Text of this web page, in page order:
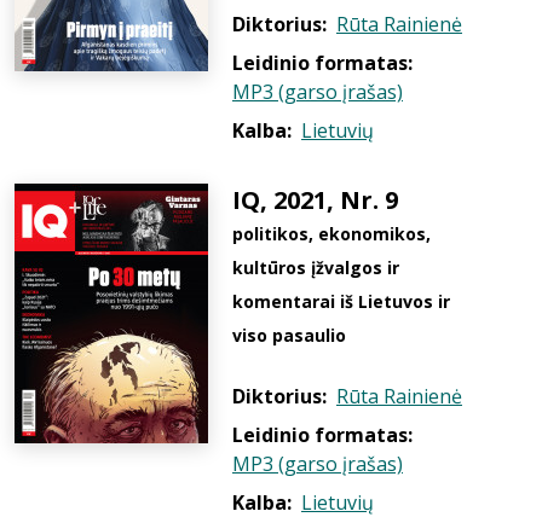
Diktorius: Rūta Rainienė
Leidinio formatas:
MP3 (garso įrašas)
Kalba: Lietuvių
IQ, 2021, Nr. 9
politikos, ekonomikos,
kultūros įžvalgos ir
komentarai iš Lietuvos ir
viso pasaulio
Diktorius: Rūta Rainienė
Leidinio formatas:
MP3 (garso įrašas)
Kalba: Lietuvių